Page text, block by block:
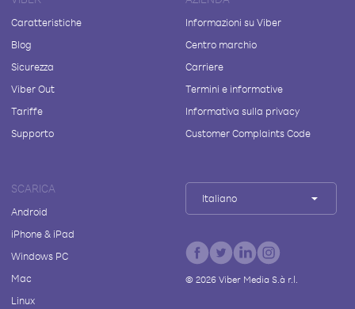
Caratteristiche
Blog
Sicurezza
Viber Out
Tariffe
Supporto
Informazioni su Viber
Centro marchio
Carriere
Termini e informative
Informativa sulla privacy
Customer Complaints Code
SCARICA
Android
iPhone & iPad
Windows PC
Mac
Linux
Italiano
© 2026Viber Media S.à r.l.